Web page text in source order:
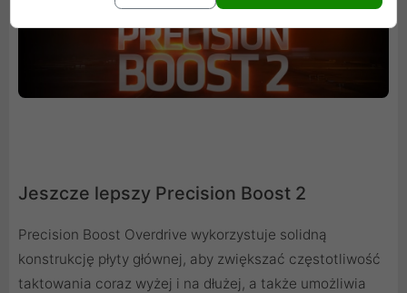
Jeszcze lepszy Precision Boost 2
Precision Boost Overdrive wykorzystuje solidną
konstrukcję płyty głównej, aby zwiększać częstotliwość
taktowania coraz wyżej i na dłużej, a także umożliwia